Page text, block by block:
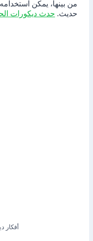
من بينها، يمكن
حديث. حدث ديكورات
أفكار